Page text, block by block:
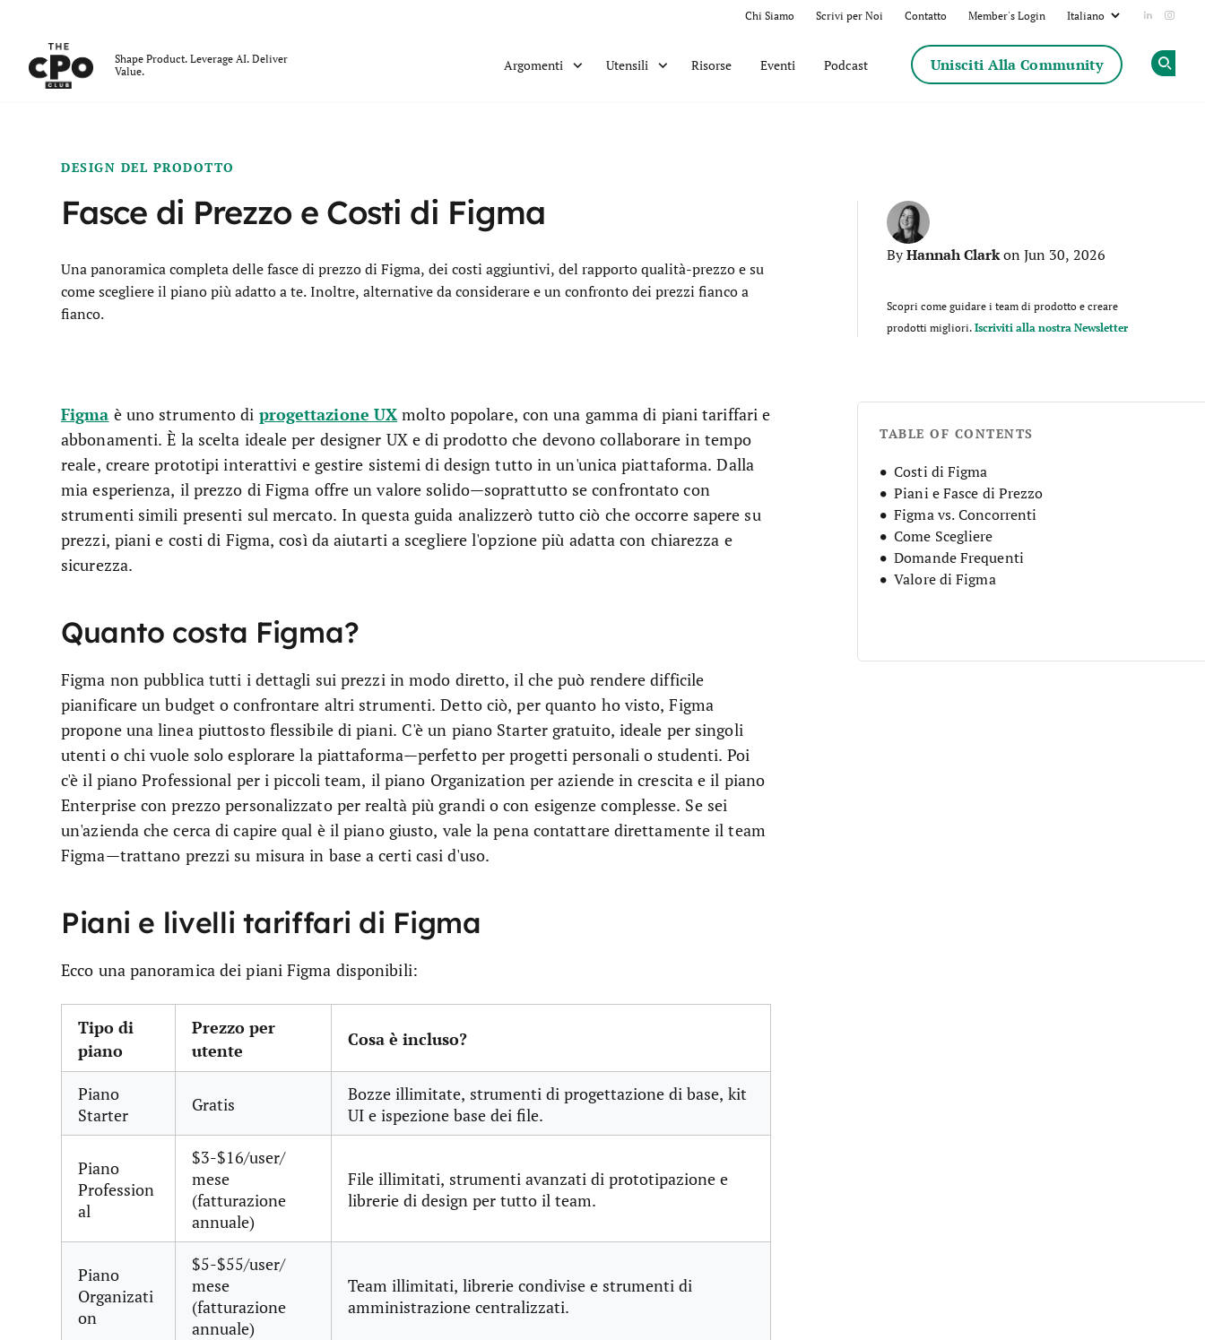
Chi Siamo Scrivi per Noi Contatto Member's Login Add us
Shape Product. Leverage AI. Deliver
Value.
Argomenti Utensili Risorse Eventi Podcast Unisciti Alla Community
DESIGN DEL PRODOTTO
Fasce di Prezzo e Costi di Figma
ByHannah Clarkon Jun 30, 2026
Scopri come guidare i team di prodotto e creare
prodotti migliori.Iscriviti alla nostra Newsletter
Una panoramica completa delle fasce di prezzo di Figma, dei costi aggiuntivi, del rapporto qualità-prezzo e su
come scegliere il piano più adatto a te. Inoltre, alternative da considerare e un confronto dei prezzi fianco a
fianco.
Figma è uno strumento di progettazione UX molto popolare, con una gamma di piani tariffari e
abbonamenti. È la scelta ideale per designer UX e di prodotto che devono collaborare in tempo
reale, creare prototipi interattivi e gestire sistemi di design tutto in un'unica piattaforma. Dalla
mia esperienza, il prezzo di Figma offre un valore solido—soprattutto se confrontato con
strumenti simili presenti sul mercato. In questa guida analizzerò tutto ciò che occorre sapere su
prezzi, piani e costi di Figma, così da aiutarti a scegliere l'opzione più adatta con chiarezza e
sicurezza.
Quanto costa Figma?
Figma non pubblica tutti i dettagli sui prezzi in modo diretto, il che può rendere difficile
pianificare un budget o confrontare altri strumenti. Detto ciò, per quanto ho visto, Figma
propone una linea piuttosto flessibile di piani. C'è un piano Starter gratuito, ideale per singoli
utenti o chi vuole solo esplorare la piattaforma—perfetto per progetti personali o studenti. Poi
c'è il piano Professional per i piccoli team, il piano Organization per aziende in crescita e il piano
Enterprise con prezzo personalizzato per realtà più grandi o con esigenze complesse. Se sei
un'azienda che cerca di capire qual è il piano giusto, vale la pena contattare direttamente il team
Figma—trattano prezzi su misura in base a certi casi d'uso.
Piani e livelli tariffari di Figma
Ecco una panoramica dei piani Figma disponibili:
Tipo di
piano
Prezzo per
utente
Cosa è incluso?
Piano
Starter
Gratis
Bozze illimitate, strumenti di progettazione di base, kit
UI e ispezione base dei file.
Piano
Profession
al
$3-$16/user/
mese
(fatturazione
annuale)
File illimitati, strumenti avanzati di prototipazione e
librerie di design per tutto il team.
Piano
Organizati
on
$5-$55/user/
mese
(fatturazione
annuale)
Team illimitati, librerie condivise e strumenti di
amministrazione centralizzati.
TABLE OF CONTENTS
Costi di Figma
Piani e Fasce di Prezzo
Figma vs. Concorrenti
Come Scegliere
Domande Frequenti
Valore di Figma